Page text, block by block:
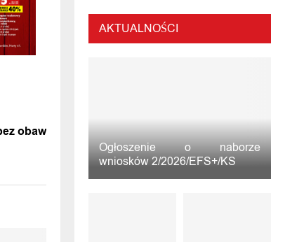
obaw
AKTUALNOŚCI
Ogłoszenie o naborze
wniosków 2/2026/EFS+/KS